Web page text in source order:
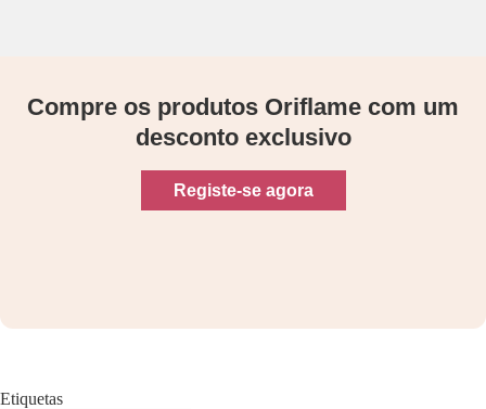
Compre os produtos Oriflame com um
desconto exclusivo
Registe-se agora
Etiquetas